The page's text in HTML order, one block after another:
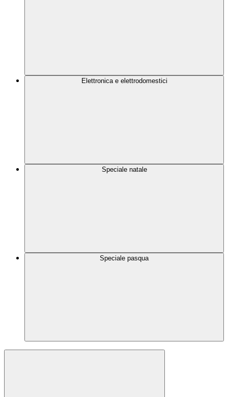
Elettronica e elettrodomestici
Speciale natale
Speciale pasqua